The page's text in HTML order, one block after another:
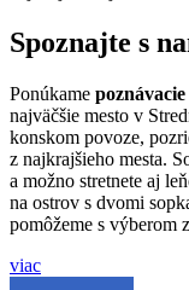
Spoznajte s
Ponúkame
najväčšie mesto v
konskom povoze,
z najkrajšieho mesta.
a možno stretnete aj
na ostrov s dvomi
pomôžeme s výberom
viac